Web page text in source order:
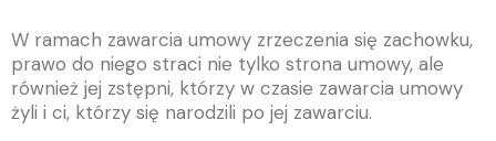
W ramach zawarcia umowy zrzeczenia się zachowku,
prawo do niego straci nie tylko strona umowy, ale
również jej zstępni, którzy w czasie zawarcia umowy
żyli i ci, którzy się narodzili po jej zawarciu.